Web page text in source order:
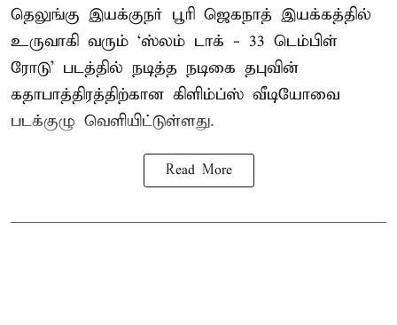
தெலுங்கு இயக்குநர் பூரி ஜெகநாத் இயக்கத்தில்
உருவாகி வரும் ‘ஸ்லம் டாக் - 33 டெம்பிள்
ரோடு’ படத்தில் நடித்த நடிகை தபுவின்
கதாபாத்திரத்திற்கான கிளிம்ப்ஸ் வீடியோவை
படக்குழு வெளியிட்டுள்ளது.
Read More